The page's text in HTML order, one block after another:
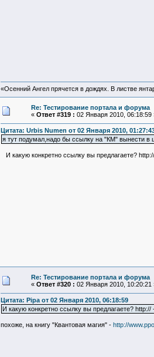
«Осенний Ангел прячется в дождях. В листве
Re: Тестирование портала и форума
« Ответ #319 : 02 Января 2010, 06:18:59
Цитата: Urbis Numen от 02 Января 2010,
я тут подумал,надо бы ссылку на "КМ" вынести в
И какую конкретно ссылку вы предлагаете?
Re: Тестирование портала и форума
« Ответ #320 : 02 Января 2010, 10:20:21
Цитата: Pipa от 02 Января 2010, 06:18:59
И какую конкретно ссылку вы предлагаете? http://
похоже, на книгу "Квантовая магия" - http://